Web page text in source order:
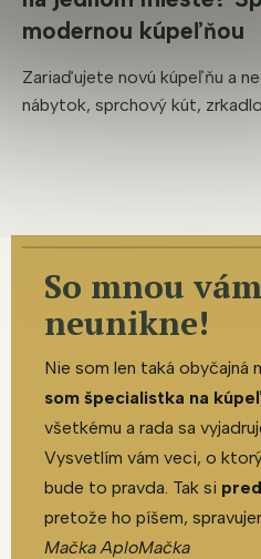
modernou kúpeľňou
Zariaďujete novú kúpeľňu a
nábytok, sprchový kút,
So mnou
neunikne!
Nie som len taká obyčajná
som špecialistka na
všetkému a rada sa
Vysvetlím vám veci, o
bude to pravda. Tak si
pretože ho píšem,
Mačka AploMačka